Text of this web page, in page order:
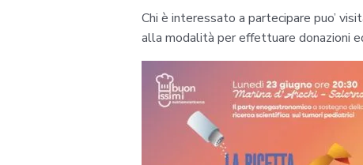
Chi è interessato a partecipare puo’
alla modalità per effettuare donazioni